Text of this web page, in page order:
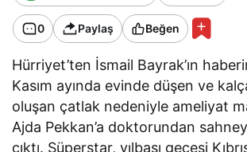
0 Paylaş Beğen
Hürriyet’ten İsmail Bayrak’ın
Kasım ayında evinde düşen ve
oluşan çatlak nedeniyle ameliyat
Ajda Pekkan’a doktorundan
çıktı. Süperstar, yılbaşı gecesi